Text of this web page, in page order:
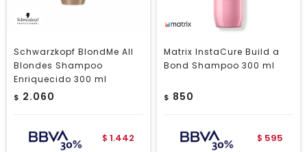
Schwarzkopf BlondMe All
Blondes Shampoo
Enriquecido 300 ml
$ 2.060
$ 1.442
Matrix InstaCure Build a
Bond Shampoo 300 ml
$ 850
$ 595